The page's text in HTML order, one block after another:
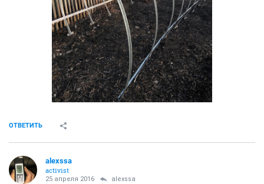
ОТВЕТИТЬ
alexssa
activist
25 апреля 2016 alexssa